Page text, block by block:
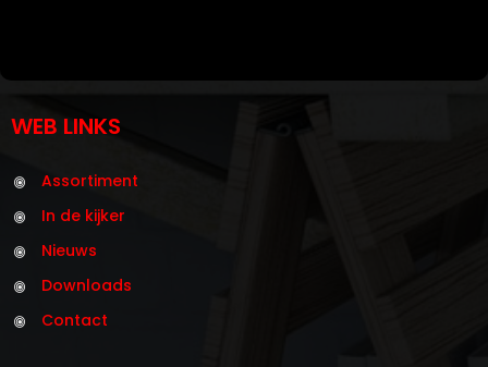
WEB LINKS
Assortiment
In de kijker
Nieuws
Downloads
Contact